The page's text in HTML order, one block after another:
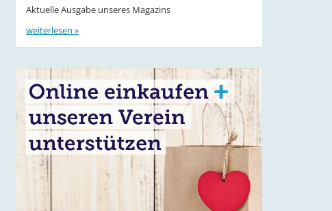
Aktuelle Ausgabe unseres Magazins
weiterlesen »